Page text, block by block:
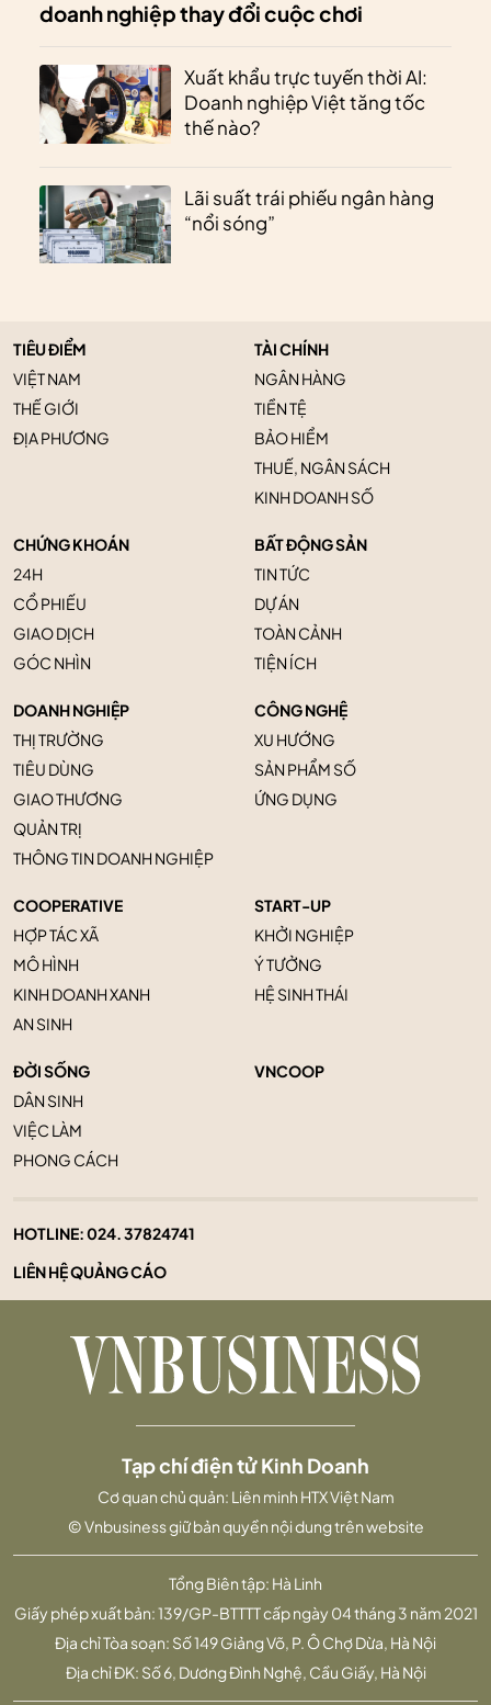
doanh nghiệp thay đổi cuộc chơi
Xuất khẩu trực tuyến thời AI:
Doanh nghiệp Việt tăng tốc
thế nào?
Lãi suất trái phiếu ngân hàng
“nổi sóng”
TIÊU ĐIỂM
VIỆT NAM
THẾ GIỚI
ĐỊA PHƯƠNG
TÀI CHÍNH
NGÂN HÀNG
TIỀN TỆ
BẢO HIỂM
THUẾ, NGÂN SÁCH
KINH DOANH SỐ
CHỨNG KHOÁN
24H
CỔ PHIẾU
GIAO DỊCH
GÓC NHÌN
BẤT ĐỘNG SẢN
TIN TỨC
DỰ ÁN
TOÀN CẢNH
TIỆN ÍCH
DOANH NGHIỆP
THỊ TRƯỜNG
TIÊU DÙNG
GIAO THƯƠNG
QUẢN TRỊ
THÔNG TIN DOANH NGHIỆP
CÔNG NGHỆ
XU HƯỚNG
SẢN PHẨM SỐ
ỨNG DỤNG
COOPERATIVE
HỢP TÁC XÃ
MÔ HÌNH
KINH DOANH XANH
AN SINH
START-UP
KHỞI NGHIỆP
Ý TƯỞNG
HỆ SINH THÁI
ĐỜI SỐNG
DÂN SINH
VIỆC LÀM
PHONG CÁCH
VNCOOP
HOTLINE:024. 37824741
LIÊN HỆ QUẢNG CÁO
Tổng Biên tập: Hà Linh
Giấy phép xuất bản: 139/GP-BTTTT cấp ngày 04 tháng 3 năm 2021
Địa chỉ Tòa soạn: Số 149 Giảng Võ, P. Ô Chợ Dừa, Hà Nội
Địa chỉ ĐK: Số 6, Dương Đình Nghệ, Cầu Giấy, Hà Nội
Tạp chí điện tử Kinh Doanh
Cơ quan chủ quản: Liên minh HTX Việt Nam
© Vnbusiness giữ bản quyền nội dung trên website